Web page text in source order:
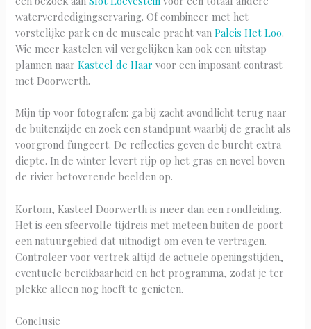
waterverdedigingservaring. Of combineer met het
vorstelijke park en de museale pracht vanPaleis Het Loo.
Wie meer kastelen wil vergelijken kan ook een uitstap
plannen naarKasteel de Haar voor een imposant contrast
met Doorwerth.
Mijn tip voor fotografen: ga bij zacht avondlicht terug naar
de buitenzijde en zoek een standpunt waarbij de gracht als
voorgrond fungeert. De reflecties geven de burcht extra
diepte. In de winter levert rijp op het gras en nevel boven
de rivier betoverende beelden op.
Kortom, Kasteel Doorwerth is meer dan een rondleiding.
Het is een sfeervolle tijdreis met meteen buiten de poort
een natuurgebied dat uitnodigt om even te vertragen.
Controleer voor vertrek altijd de actuele openingstijden,
eventuele bereikbaarheid en het programma, zodat je ter
plekke alleen nog hoeft te genieten.
Conclusie